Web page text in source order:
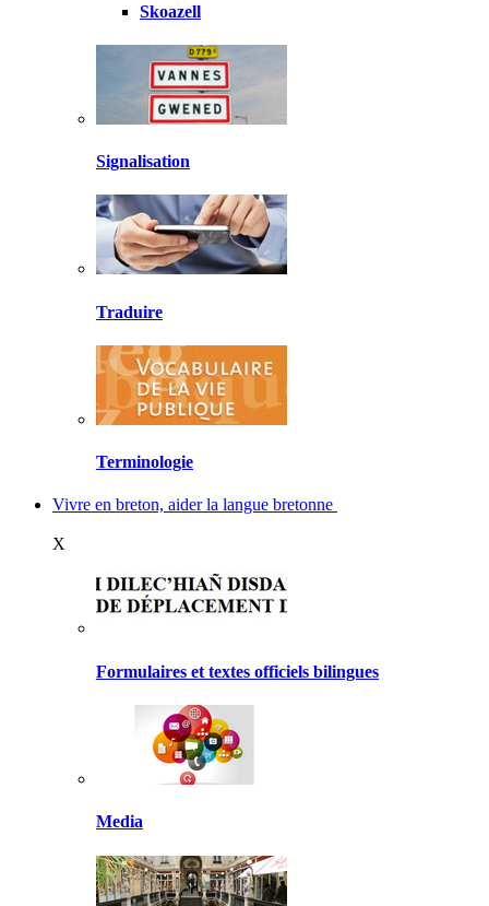
Skoazell
Signalisation
Traduire
Terminologie
Vivre en breton, aider la langue bretonne
X
Formulaires et textes officiels bilingues
Media